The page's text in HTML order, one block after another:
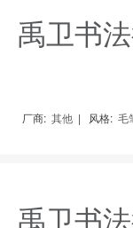
禹卫书
厂商: 其他 | 风格: 毛
禹卫书